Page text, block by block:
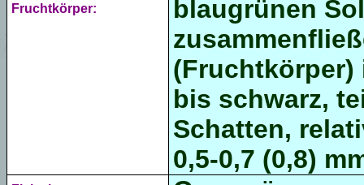
Fruchtkörper:
blaugrünen
bis schwarz,
Schatten,
0,5-0,7 (0,8)